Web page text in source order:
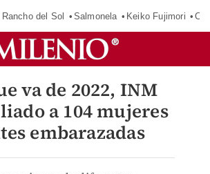
Rancho del Sol Salmonela Keiko Fujimori
va de 2022, INM
a 104 mujeres
embarazadas